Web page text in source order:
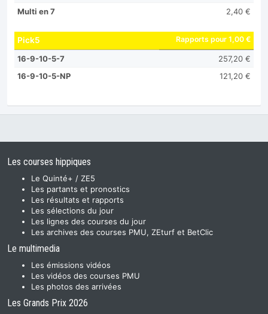
Multi en 7
2,40 €
Pick5 Rapports pour 1,00 €
16-9-10-5-7
257,20 €
16-9-10-5-NP
121,20 €
Les courses hippiques
Le Quinté+ / ZE5
Les partants et pronostics
Les résultats et rapports
Les sélections du jour
Les lignes des courses du jour
Les archives des courses PMU, ZEturf et BetClic
Le multimedia
Les émissions vidéos
Les vidéos des courses PMU
Les photos des arrivées
Les Grands Prix 2026